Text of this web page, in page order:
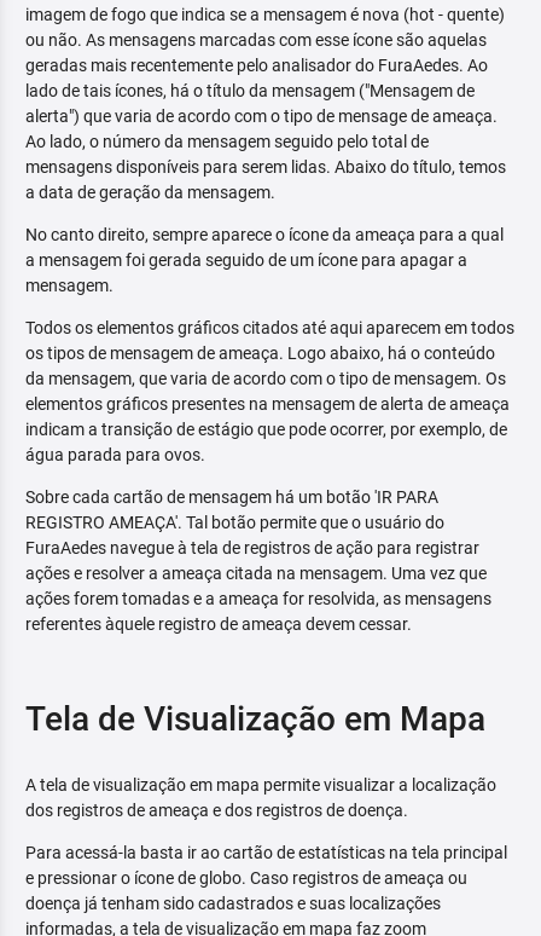
imagem de fogo que indica se a mensagem é nova (hot - quente)
ou não. As mensagens marcadas com esse ícone são aquelas
geradas mais recentemente pelo analisador do FuraAedes. Ao
lado de tais ícones, há o título da mensagem ("Mensagem de
alerta") que varia de acordo com o tipo de mensage de ameaça.
Ao lado, o número da mensagem seguido pelo total de
mensagens disponíveis para serem lidas. Abaixo do título, temos
a data de geração da mensagem.
No canto direito, sempre aparece o ícone da ameaça para a qual
a mensagem foi gerada seguido de um ícone para apagar a
mensagem.
Todos os elementos gráficos citados até aqui aparecem em todos
os tipos de mensagem de ameaça. Logo abaixo, há o conteúdo
da mensagem, que varia de acordo com o tipo de mensagem. Os
elementos gráficos presentes na mensagem de alerta de ameaça
indicam a transição de estágio que pode ocorrer, por exemplo, de
água parada para ovos.
Sobre cada cartão de mensagem há um botão 'IR PARA
REGISTRO AMEAÇA'. Tal botão permite que o usuário do
FuraAedes navegue à tela de registros de ação para registrar
ações e resolver a ameaça citada na mensagem. Uma vez que
ações forem tomadas e a ameaça for resolvida, as mensagens
referentes àquele registro de ameaça devem cessar.
Tela de Visualização em Mapa
A tela de visualização em mapa permite visualizar a localização
dos registros de ameaça e dos registros de doença.
Para acessá-la basta ir ao cartão de estatísticas na tela principal
e pressionar o ícone de globo. Caso registros de ameaça ou
doença já tenham sido cadastrados e suas localizações
informadas, a tela de visualização em mapa faz zoom